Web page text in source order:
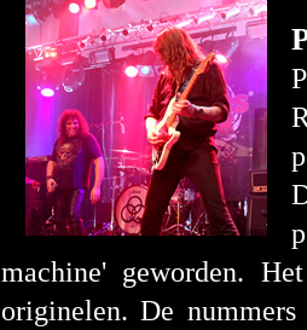
machine' geworden.
originelen. De